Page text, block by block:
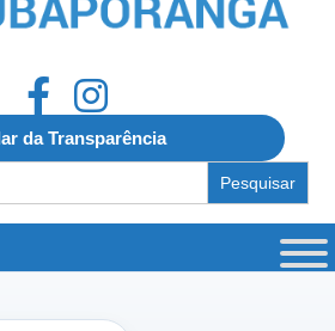
da Transparência